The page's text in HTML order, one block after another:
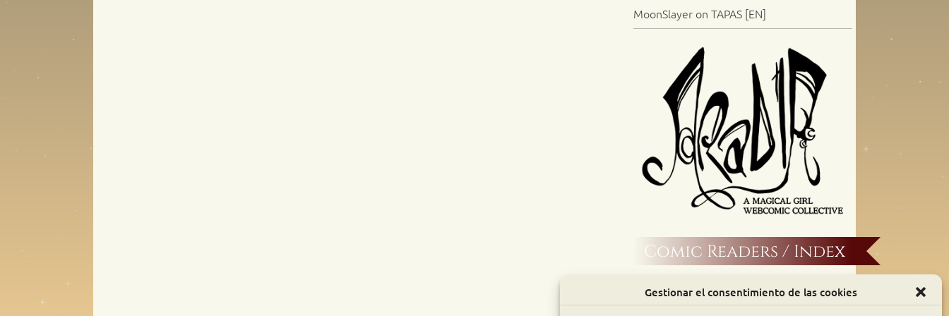
Gestionar el consentimiento de las cookies
MoonSlayer on TAPAS [EN]
Comic Readers / Index
Archive Binge